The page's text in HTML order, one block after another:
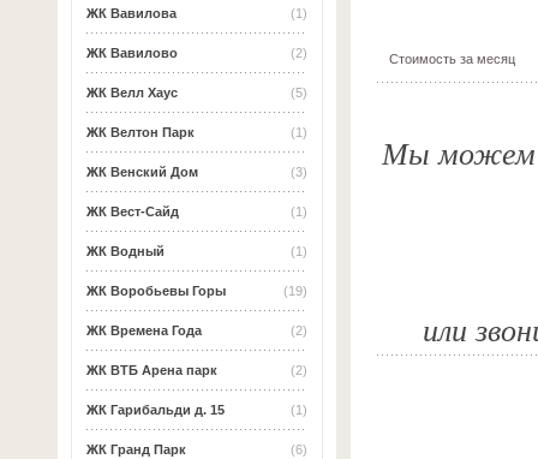
(1)
ЖК Вавилова
(2)
ЖК Вавилово
(5)
ЖК Велл Хаус
(1)
ЖК Велтон Парк
(3)
ЖК Венский Дом
(1)
ЖК Вест-Сайд
(1)
ЖК Водный
(19)
ЖК Воробьевы Горы
(2)
ЖК Времена Года
(2)
ЖК ВТБ Арена парк
(1)
ЖК Гарибальди д. 15
(6)
ЖК Гранд Парк
Стоимость за месяц
Мы можем
или